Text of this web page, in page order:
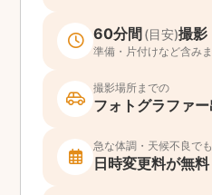
60分間 (目安)撮影
準備・片付けなど含み
撮影場所までの
フォトグラファ
急な体調・天候不良で
日時変更料が無料